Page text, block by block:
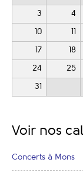
3 4
10 11
17 18
24 25
31
Voir nos
Concerts à Mons